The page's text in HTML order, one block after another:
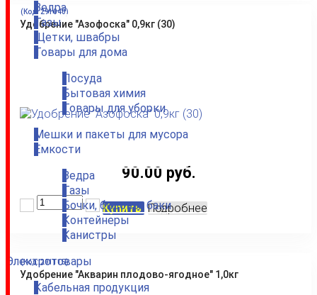
Ведра
Тазы
Щетки, швабры
Товары для дома
Посуда
Бытовая химия
Товары для уборки
Мешки и пакеты для мусора
Емкости
Ведра
Тазы
Бочки, бидоны, баки
Контейнеры
Канистры
Электротовары
Кабельная продукция
Удобрение "Азофоска" 0,9кг (30)
(Код:291040)
90.00 руб.
Купить Подробнее
Удобрение "Акварин плодово-ягодное" 1,0кг
(Код:291115)